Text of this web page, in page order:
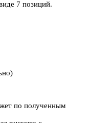
7 позиций.
по полученным